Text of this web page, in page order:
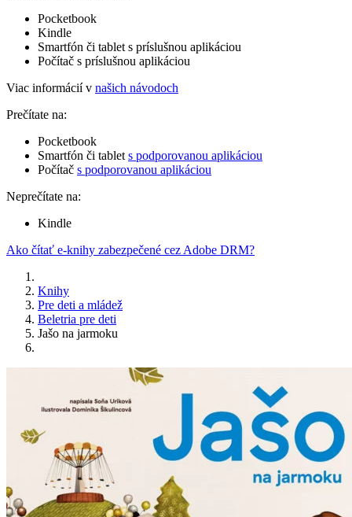
Pocketbook
Kindle
Smartfón či tablet s príslušnou aplikáciou
Počítač s príslušnou aplikáciou
Viac informácií v našich návodoch
Prečítate na:
Pocketbook
Smartfón či tablet s podporovanou aplikáciou
Počítač s podporovanou aplikáciou
Neprečítate na:
Kindle
Ako čítať e-knihy zabezpečené cez Adobe DRM?
Knihy
Pre deti a mládež
Beletria pre deti
Jašo na jarmoku